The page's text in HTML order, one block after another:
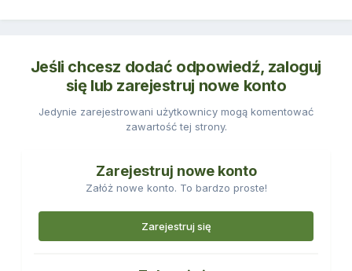
Jeśli chcesz dodać odpowiedź, zaloguj
się lub zarejestruj nowe konto
Jedynie zarejestrowani użytkownicy mogą komentować
zawartość tej strony.
Zarejestruj nowe konto
Załóż nowe konto. To bardzo proste!
Zarejestruj się